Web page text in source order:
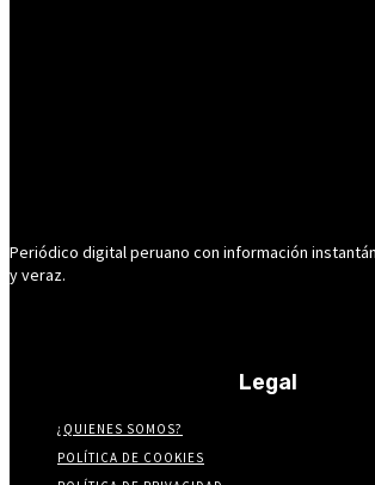
Periódico digital peruano con información
y veraz.
Legal
¿QUIENES SOMOS?
POLÍTICA DE COOKIES